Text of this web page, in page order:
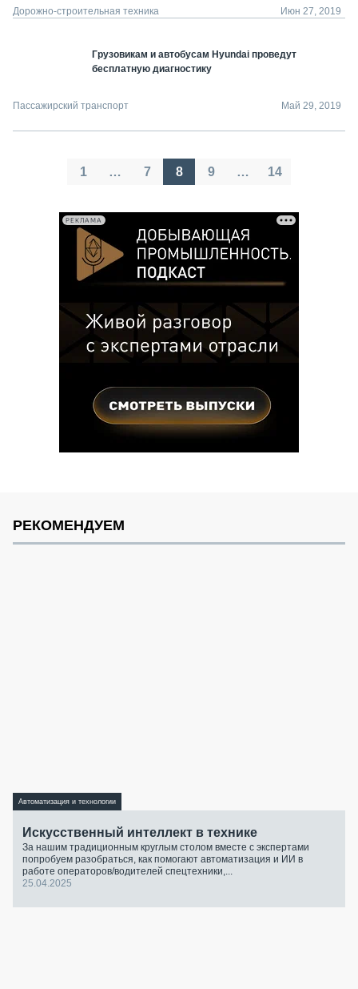
Дорожно-строительная техника Июн 27, 2019
Грузовикам и автобусам Hyundai проведут
бесплатную диагностику
Пассажирский транспорт Май 29, 2019
Пагинация
1 … 7 8 9 … 14
РЕКЛАМА
РЕКОМЕНДУЕМ
Автоматизация и технологии
Искусственный интеллект в технике
За нашим традиционным круглым столом вместе с экспертами
попробуем разобраться, как помогают автоматизация и ИИ в
работе операторов/водителей спецтехники,...
25.04.2025